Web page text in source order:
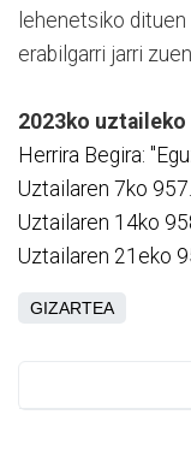
lehenetsiko
erabilgarri jarri
2023ko
Herrira Begira:
Uztailaren 7ko
Uztailaren 14ko
Uztailaren 21eko
GIZARTEA